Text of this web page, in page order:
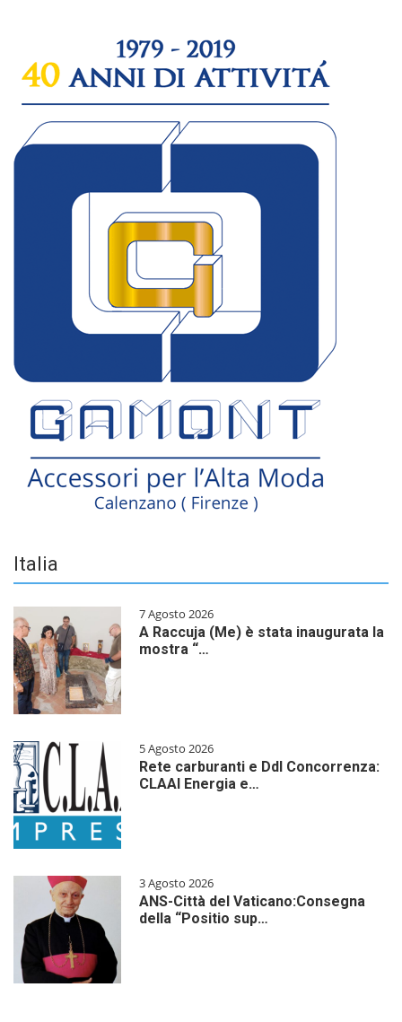
Italia
7 Agosto 2026
A Raccuja (Me) è stata inaugurata la
mostra “…
5 Agosto 2026
Rete carburanti e Ddl Concorrenza:
CLAAI Energia e…
3 Agosto 2026
ANS-Città del Vaticano:Consegna
della “Positio sup…